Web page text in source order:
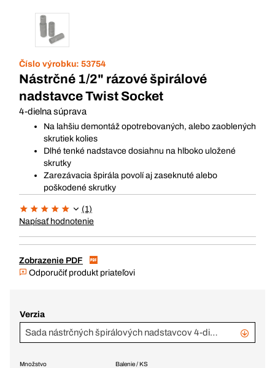
Číslo výrobku: 53754
Nástrčné 1/2" rázové špirálové
nadstavce Twist Socket
4-dielna súprava
Na lahšiu demontáž opotrebovaných, alebo zaoblených
skrutiek kolies
Dlhé tenké nadstavce dosiahnu na hlboko uložené
skrutky
Zarezávacia špirála povolí aj zaseknuté alebo
poškodené skrutky
(1)
Napísať hodnotenie
Zobrazenie PDF
Odporučiť produkt priateľovi
Verzia
Sada nástrčných špirálových nadstavcov 4-dielna
Balenie / KS
Množstvo